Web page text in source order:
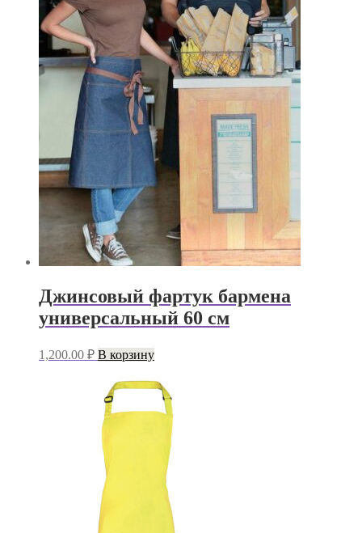
Джинсовый фартук бармена
универсальный 60 см
1,200.00 ₽ В корзину